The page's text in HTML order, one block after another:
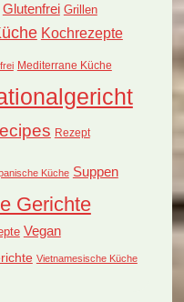
Glutenfrei Grillen
Kochrezepte
Mediterrane Küche
Rezept
Küche Suppen
Gerichte
Vegan
Vietnamesische Küche